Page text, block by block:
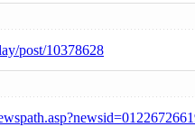
post/10378628